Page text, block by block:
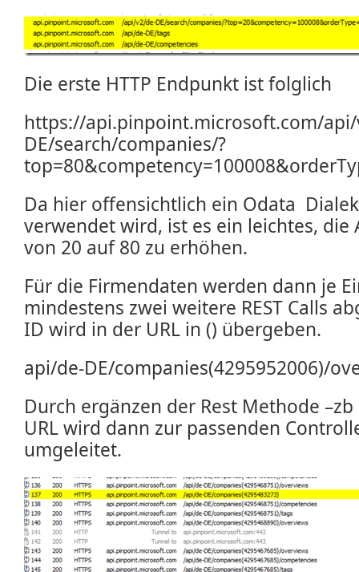
Die erste HTTP Endpunkt ist folglich
https://api.pinpoint.microsoft.com/
DE/search/companies/?
Da hier offensichtlich ein Odata
verwendet wird, ist es ein leichtes, die
von 20 auf 80 zu erhöhen.
Für die Firmendaten werden dann je
mindestens zwei weitere REST Calls
ID wird in der URL in () übergeben.
api/de-DE/companies(4295952006)/
Durch ergänzen der Rest Methode
URL wird dann zur passenden
umgeleitet.